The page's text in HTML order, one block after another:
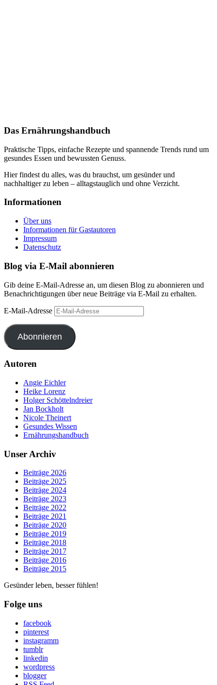
Das Ernährungshandbuch
Praktische Tipps, einfache Rezepte und spannende Trends rund um
gesundes Essen und bewussten Genuss.
Hier findest du alles, was du brauchst, um gesünder und
nachhaltiger zu leben – alltagstauglich und ohne Verzicht.
Informationen
Über uns
Informationen für Gastautoren
Impressum
Datenschutz
Blog via E-Mail abonnieren
Gib deine E-Mail-Adresse an, um diesen Blog zu abonnieren und
Benachrichtigungen über neue Beiträge via E-Mail zu erhalten.
E-Mail-Adresse
Abonnieren
Autoren
Angie Eichler
Heike Lorenz
Holger Schöttelndreier
Jan Bockholt
Nicole Theinert
Gesundes Wissen
Ernährungshandbuch
Unser Archiv
Beiträge 2026
Beiträge 2025
Beiträge 2024
Beiträge 2023
Beiträge 2022
Beiträge 2021
Beiträge 2020
Beiträge 2019
Beiträge 2018
Beiträge 2017
Beiträge 2016
Beiträge 2015
Gesünder leben, besser fühlen!
Folge uns
facebook
pinterest
instagramm
tumblr
linkedin
wordpress
blogger